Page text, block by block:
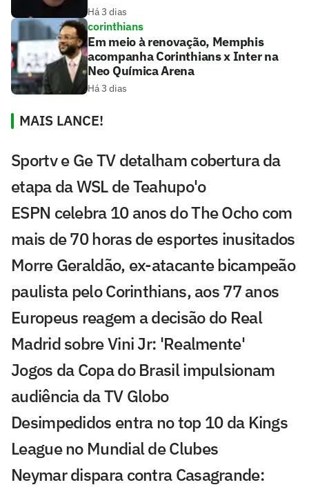
Há 3 dias
corinthians
Em meio à renovação, Memphis
acompanha Corinthians x Inter na
Neo Química Arena
Há 3 dias
MAIS LANCE!
Sportv e Ge TV detalham cobertura da
etapa da WSL de Teahupo'o
ESPN celebra 10 anos do The Ocho com
mais de 70 horas de esportes inusitados
Morre Geraldão, ex-atacante bicampeão
paulista pelo Corinthians, aos 77 anos
Europeus reagem a decisão do Real
Madrid sobre Vini Jr: 'Realmente'
Jogos da Copa do Brasil impulsionam
audiência da TV Globo
Desimpedidos entra no top 10 da Kings
League no Mundial de Clubes
Neymar dispara contra Casagrande: